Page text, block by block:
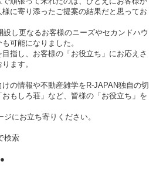
に寄り添ったご提案の結果だと思ってお
し更なるお客様のニーズやセカンドハウ
可能になりました。
指し、お客様の「お役立ち」にお応えさ
ます。
の情報や不動産雑学をR-JAPAN独自の切
もしろ荘」など、皆様の「お役立ち」を
にお立ち寄りください。
検索